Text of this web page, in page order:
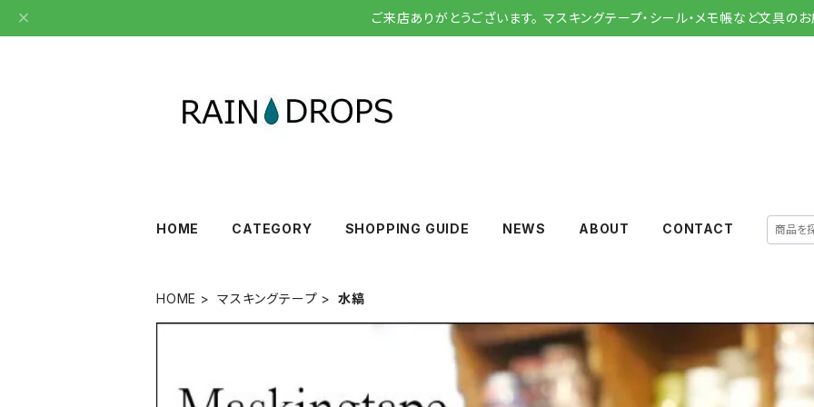
ご来店ありがとうございます。 マスキングテープ・シール・メモ帳など文具の
HOME CATEGORY SHOPPING GUIDE NEWS ABOUT CONTACT
HOME マスキングテープ 水縞